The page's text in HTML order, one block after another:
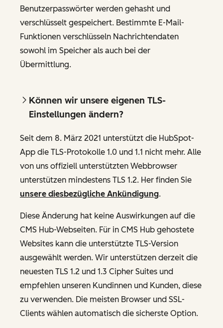
Benutzerpasswörter werden gehasht und
verschlüsselt gespeichert. Bestimmte E-Mail-
Funktionen verschlüsseln Nachrichtendaten
sowohl im Speicher als auch bei der
Übermittlung.
Können wir unsere eigenen TLS-
Einstellungen ändern?
Seit dem 8. März 2021 unterstützt die HubSpot-
App die TLS-Protokolle 1.0 und 1.1 nicht mehr. Alle
von uns offiziell unterstützten Webbrowser
unterstützen mindestens TLS 1.2. Her finden Sie
unsere diesbezügliche Ankündigung.
Diese Änderung hat keine Auswirkungen auf die
CMS Hub-Webseiten. Für in CMS Hub gehostete
Websites kann die unterstützte TLS-Version
ausgewählt werden. Wir unterstützen derzeit die
neuesten TLS 1.2 und 1.3 Cipher Suites und
empfehlen unseren Kundinnen und Kunden, diese
zu verwenden. Die meisten Browser und SSL-
Clients wählen automatisch die sicherste Option.